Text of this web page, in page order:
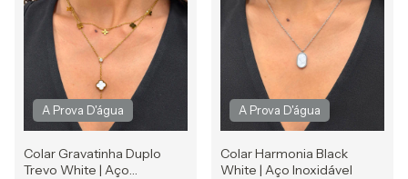
Colar Gravatinha Duplo
Trevo White | Aço
Colar Harmonia Black
White | Aço Inoxidável